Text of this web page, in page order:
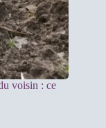
voisin : ce